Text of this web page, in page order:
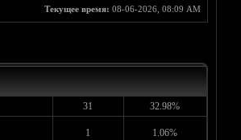
Текущее время: 08-06-2026, 08:09 AM
31
32.98%
1 1.06%